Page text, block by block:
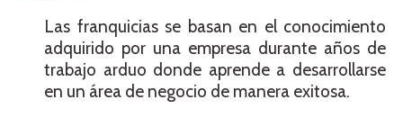
Las franquicias se basan en el conocimiento
adquirido por una empresa durante años de
trabajo arduo donde aprende a desarrollarse
en un área de negocio de manera exitosa.